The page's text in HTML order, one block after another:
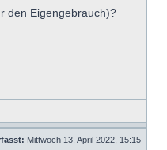
den Eigengebrauch)?
Mittwoch 13. April 2022, 15:15